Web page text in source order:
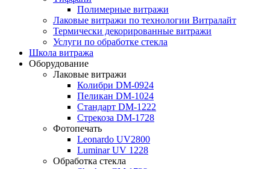
Полимерные витражи
Лаковые витражи по технологии Витралайт
Термически декорированные витражи
Услуги по обработке стекла
Школа витража
Оборудование
Лаковые витражи
Колибри DM-0924
Пеликан DM-1024
Стандарт DM-1222
Стрекоза DM-1728
Фотопечать
Leonardo UV2800
Luminar UV 1228
Обработка стекла